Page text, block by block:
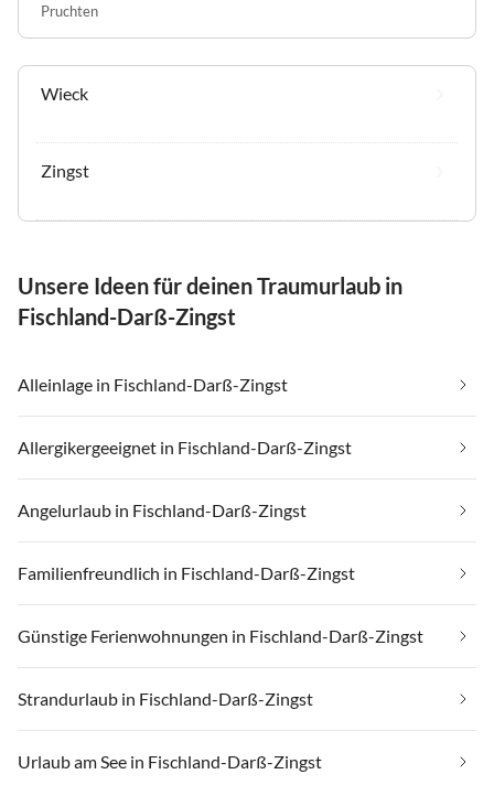
Pruchten
Wieck
Zingst
Unsere Ideen für deinen Traumurlaub in
Fischland-Darß-Zingst
Alleinlage in Fischland-Darß-Zingst
Allergikergeeignet in Fischland-Darß-Zingst
Angelurlaub in Fischland-Darß-Zingst
Familienfreundlich in Fischland-Darß-Zingst
Günstige Ferienwohnungen in Fischland-Darß-Zingst
Strandurlaub in Fischland-Darß-Zingst
Urlaub am See in Fischland-Darß-Zingst